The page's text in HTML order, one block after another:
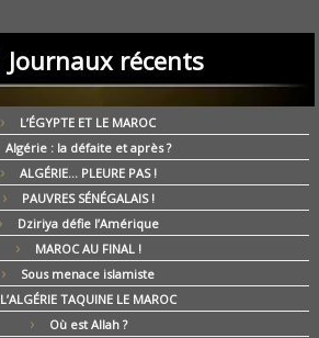
Journaux récents
L’ÉGYPTE ET LE MAROC
Algérie : la défaite et après ?
ALGÉRIE… PLEURE PAS !
PAUVRES SÉNÉGALAIS !
Dziriya défie l’Amérique
MAROC AU FINAL !
Sous menace islamiste
L’ALGÉRIE TAQUINE LE MAROC
Où est Allah ?